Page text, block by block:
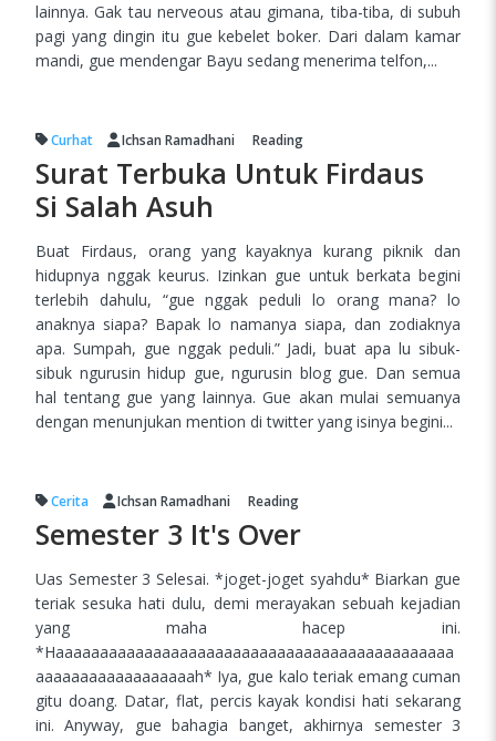
lainnya. Gak tau nerveous atau gimana, tiba-tiba, di subuh
pagi yang dingin itu gue kebelet boker. Dari dalam kamar
mandi, gue mendengar Bayu sedang menerima telfon,...
Curhat Ichsan Ramadhani Reading
Surat Terbuka Untuk Firdaus
Si Salah Asuh
Buat Firdaus, orang yang kayaknya kurang piknik dan
hidupnya nggak keurus. Izinkan gue untuk berkata begini
terlebih dahulu, “gue nggak peduli lo orang mana? lo
anaknya siapa? Bapak lo namanya siapa, dan zodiaknya
apa. Sumpah, gue nggak peduli.” Jadi, buat apa lu sibuk-
sibuk ngurusin hidup gue, ngurusin blog gue. Dan semua
hal tentang gue yang lainnya. Gue akan mulai semuanya
dengan menunjukan mention di twitter yang isinya begini...
Cerita Ichsan Ramadhani Reading
Semester 3 It's Over
Uas Semester 3 Selesai. *joget-joget syahdu* Biarkan gue
teriak sesuka hati dulu, demi merayakan sebuah kejadian
yang maha hacep ini.
*Haaaaaaaaaaaaaaaaaaaaaaaaaaaaaaaaaaaaaaaaaaaaa
aaaaaaaaaaaaaaaaaah* Iya, gue kalo teriak emang cuman
gitu doang. Datar, flat, percis kayak kondisi hati sekarang
ini. Anyway, gue bahagia banget, akhirnya semester 3